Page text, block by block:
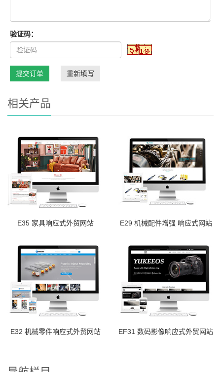
验证码：
提交订单 重新填写
相关产品
E35 家具响应式外贸网站 E29 机械配件增强 响应式网站
E32 机械零件响应式外贸网站 EF31 数码影像响应式外贸网站